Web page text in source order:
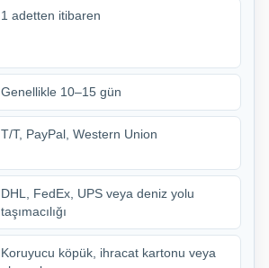
1 adetten itibaren
Genellikle 10–15 gün
T/T, PayPal, Western Union
DHL, FedEx, UPS veya deniz yolu
taşımacılığı
Koruyucu köpük, ihracat kartonu veya